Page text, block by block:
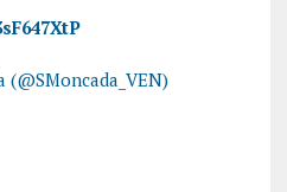
(@SMoncada_VEN)